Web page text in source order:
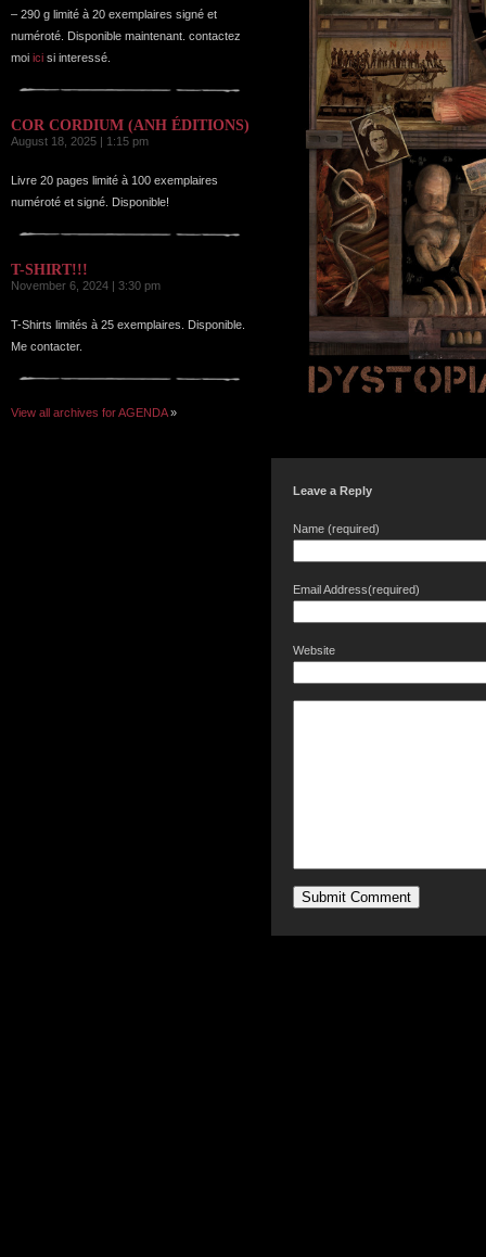
– 290 g limité à 20 exemplaires signé et
numéroté. Disponible maintenant. contactez
moi ici si interessé.
COR CORDIUM (ANH ÉDITIONS)
August 18, 2025 | 1:15 pm
Livre 20 pages limité à 100 exemplaires
numéroté et signé. Disponible!
T-SHIRT!!!
November 6, 2024 | 3:30 pm
T-Shirts limités à 25 exemplaires. Disponible.
Me contacter.
View all archives for AGENDA»
Leave a Reply
Name (required)
Email Address(required)
Website